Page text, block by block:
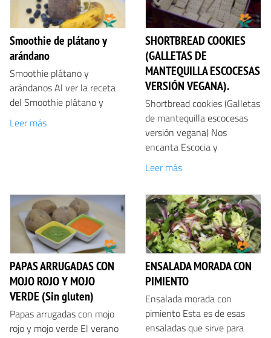
Smoothie de plátano y
arándano
Smoothie plátano y
arándanos Al ver la receta
del Smoothie plátano y
Leer más
SHORTBREAD COOKIES
(GALLETAS DE
MANTEQUILLA ESCOCESAS
VERSIÓN VEGANA).
Shortbread cookies (Galletas
de mantequilla escocesas
versión vegana) Nos
encanta Escocia y
Leer más
PAPAS ARRUGADAS CON
MOJO ROJO Y MOJO
VERDE (Sin gluten)
Papas arrugadas con mojo
rojo y mojo verde El verano
ENSALADA MORADA CON
PIMIENTO
Ensalada morada con
pimiento Esta es de esas
ensaladas que sirve para